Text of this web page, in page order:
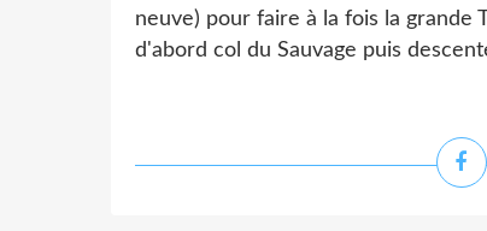
neuve) pour faire à la fois la grande
d'abord col du Sauvage puis